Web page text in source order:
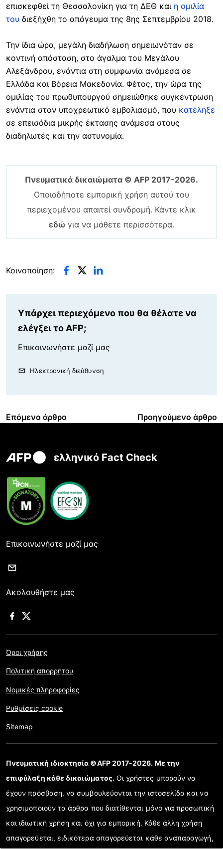
επισκεφθεί τη Θεσσαλονίκη για τη ΔΕΘ και η ομιλία
του διεξήχθη το απόγευμα της 8ης Σεπτεμβρίου 2018.
Την ίδια ώρα, μεγάλη διαδήλωση σημειωνόταν σε
κοντινή απόσταση, στο άγαλμα του Μεγάλου
Αλεξάνδρου, ενάντια στη συμφωνία ανάμεσα σε
Ελλάδα και Βόρεια Μακεδονία. Φέτος, την ώρα της
ομιλίας του πρωθυπουργού σημειώθηκε συγκέντρωση
ενάντια στον υποχρεωτικό εμβολιασμό, που κατέληξε
σε επεισόδια μικρής έκτασης ανάμεσα στους
διαδηλωτές και την αστυνομία.
Πνευματικά δικαιώματα © AFP 2017-2026.
Οποιαδήποτε εμπορική χρήση αυτού του
περιεχομένου απαιτεί συνδρομή. Κάντε κλικ
εδώ για να μάθετε περισσότερα.
Κοινοποίηση:
Υπάρχει περιεχόμενο που θα θέλατε να
ελέγξει το AFP;
Επικοινωνήστε μαζί μας
Ηλεκτρονική διεύθυνση
Επόμενο άρθρο Προηγούμενο άρθρο
ελληνικό Fact Check
Επικοινωνήστε μαζί μας
Ακολουθήστε μας
Όροι χρήσης
Πολιτική απορρήτου
Νομικές πληροφορίες
Ρυθμίσεις cookie
Sitemap
Πνευματική ιδιοκτησία ©AFP 2017-2026. Με την
επιφύλαξη κάθε δικαιώματος.Οι χρήστες μπορούν να
έχουν πρόσβαση, να συμβουλεύονται την ιστοσελίδα και να
χρησιμοποιούν τα άρθρα που διατίθενται μόνο για προσωπική
και ιδιωτική χρήση και όχι για εμπορική. Κάθε άλλη χρήση
απαγορεύεται, ειδικότερα απαγορεύεται κάθε αναπαραγωγή,